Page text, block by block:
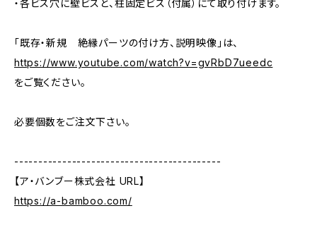
・各ビス穴に壁ビスと、柱固定ビス（付属）にて取り付けます。
「既存・新規 絶縁パーツの付け方、説明映像」は、
https://www.youtube.com/watch?v=gvRbD7ueedc
をご覧ください。
必要個数をご注文下さい。
-------------------------------------------
【ア・バンブー株式会社 URL】
https://a-bamboo.com/